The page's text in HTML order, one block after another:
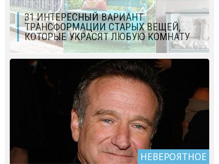
31 ИНТЕРЕСНЫЙ ВАРИАНТ
ТРАНСФОРМАЦИИ СТАРЫХ ВЕЩЕЙ,
КОТОРЫЕ УКРАСЯТ ЛЮБУЮ КОМНАТУ
НЕВЕРОЯТНОЕ